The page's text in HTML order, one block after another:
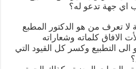
اي جهة تدعو له؟
لا تعرف من هو الدكتور المطبع
الافاق كلماته وشعاراته
الى التطبيع وكسر كل القيود التي